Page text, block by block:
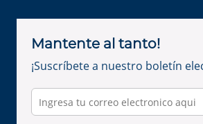
Mantente al tanto!
¡Suscríbete a nuestro boletín